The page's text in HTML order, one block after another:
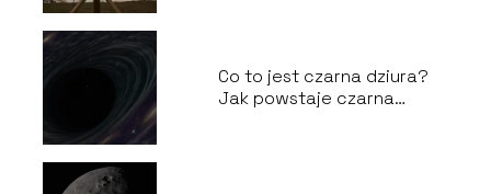
Co to jest czarna dziura?
Jak powstaje czarna